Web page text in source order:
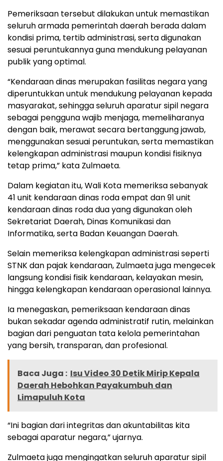
Pemeriksaan tersebut dilakukan untuk memastikan
seluruh armada pemerintah daerah berada dalam
kondisi prima, tertib administrasi, serta digunakan
sesuai peruntukannya guna mendukung pelayanan
publik yang optimal.
“Kendaraan dinas merupakan fasilitas negara yang
diperuntukkan untuk mendukung pelayanan kepada
masyarakat, sehingga seluruh aparatur sipil negara
sebagai pengguna wajib menjaga, memeliharanya
dengan baik, merawat secara bertanggung jawab,
menggunakan sesuai peruntukan, serta memastikan
kelengkapan administrasi maupun kondisi fisiknya
tetap prima,” kata Zulmaeta.
Dalam kegiatan itu, Wali Kota memeriksa sebanyak
41 unit kendaraan dinas roda empat dan 91 unit
kendaraan dinas roda dua yang digunakan oleh
Sekretariat Daerah, Dinas Komunikasi dan
Informatika, serta Badan Keuangan Daerah.
Selain memeriksa kelengkapan administrasi seperti
STNK dan pajak kendaraan, Zulmaeta juga mengecek
langsung kondisi fisik kendaraan, kelayakan mesin,
hingga kelengkapan kendaraan operasional lainnya.
Ia menegaskan, pemeriksaan kendaraan dinas
bukan sekadar agenda administratif rutin, melainkan
bagian dari penguatan tata kelola pemerintahan
yang bersih, transparan, dan profesional.
Baca Juga : Isu Video 30 Detik Mirip Kepala
Daerah Hebohkan Payakumbuh dan
Limapuluh Kota
“Ini bagian dari integritas dan akuntabilitas kita
sebagai aparatur negara,” ujarnya.
Zulmaeta juga mengingatkan seluruh aparatur sipil